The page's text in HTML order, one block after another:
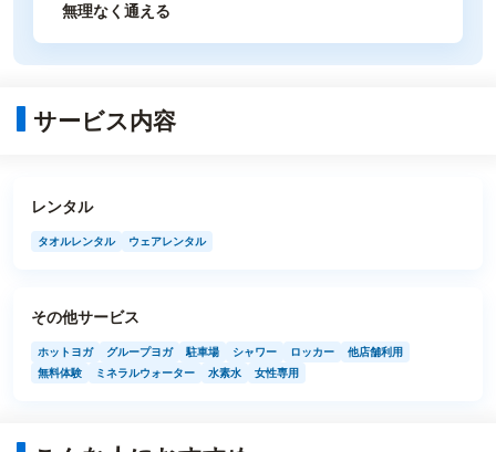
無理なく通える
サービス内容
レンタル
タオルレンタル ウェアレンタル
その他サービス
ホットヨガ グループヨガ 駐車場 シャワー ロッカー
他店舗利用
無料体験
ミネラルウォーター 水素水 女性専用